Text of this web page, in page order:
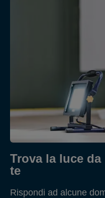
Trova la luce
te
Rispondi ad alcune